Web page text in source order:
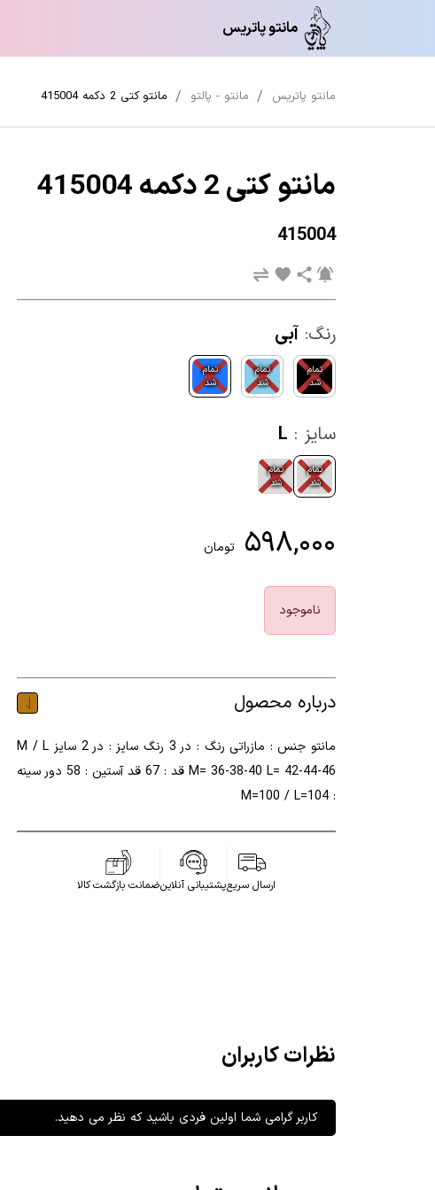
مانتو پاتریس
مانتو پاتریس مانتو - پالتو مانتو کتی 2 دکمه 415004
مانتو کتی 2 دکمه 415004
415004
رنگ: آبی
تمام
شد
تمام
شد
تمام
شد
سایز : L
L
تمام
شد
M
تمام
شد
۵۹۸,۰۰۰ تومان
ناموجود
درباره محصول
مانتو جنس : مازراتی رنگ : در 3 رنگ سایز : در 2 سایز M / L
M= 36-38-40 L= 42-44-46 قد : 67 قد آستین : 58 دور سینه
: M=100 / L=104
ارسال سریعپشتیبانی آنلاینضمانت بازگشت کالا
نظرات کاربران
کاربر گرامی شما اولین فردی باشید که نظر می دهید.